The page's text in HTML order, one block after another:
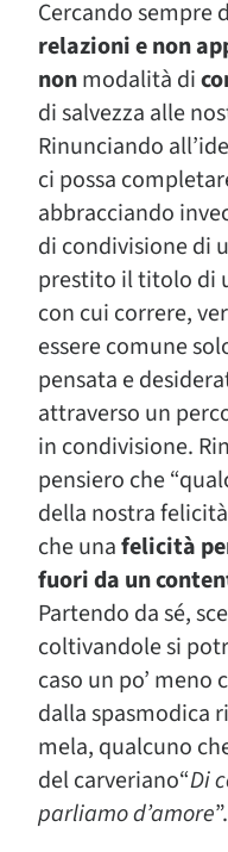
Cercando sempre
relazioni e non
nonmodalità di
di salvezza alle
Rinunciando
ci possa
abbracciando
di condivisione di
prestito il titolo di
con cui correre,
essere comune
pensata e
attraverso un
in condivisione.
pensiero che
della nostra
che unafelicità
fuori da un
Partendo da sé,
coltivandole si
caso un po’ meno
dalla spasmodica
mela, qualcuno
del carveriano“Di
parliamo d’amore”.